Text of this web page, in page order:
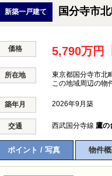
新築一戸建て 国分寺市
価格 5,790万円
所在地 東京都国分寺市北
この地域周辺の物
築年月 2026年9月築
交通 西武国分寺線 鷹の
ポイント / 写真 物件